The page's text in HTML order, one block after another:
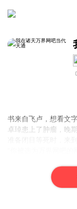
书来自飞卢，想看文
卓琸患上了肿瘤，晚
“你被选为万界网吧的
生老病死乃人之常情